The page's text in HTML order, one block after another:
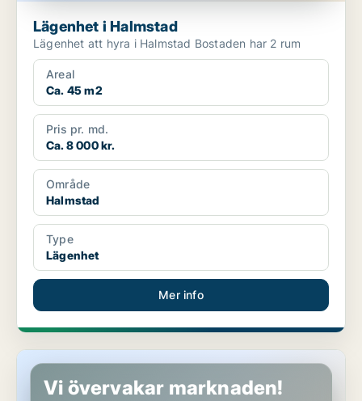
Lägenhet i Halmstad
Lägenhet att hyra i Halmstad Bostaden har 2 rum
Areal
Ca. 45 m2
Pris pr. md.
Ca. 8 000 kr.
Område
Halmstad
Type
Lägenhet
Mer info
Lägenhet i Halmstad
Vi övervakar marknaden!